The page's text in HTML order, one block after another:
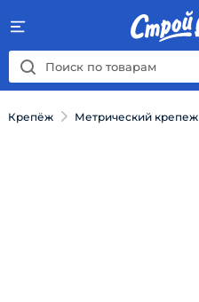
Крепёж Метрический крепеж